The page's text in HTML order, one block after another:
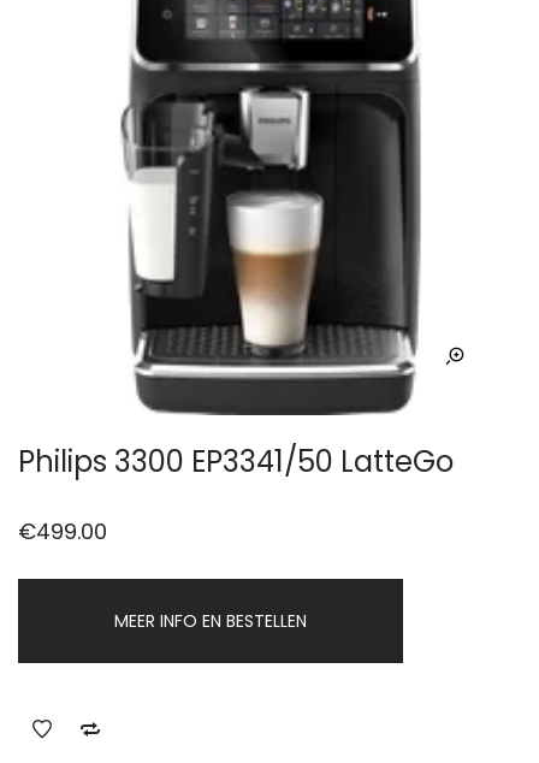
Philips 3300 EP3341/50 LatteGo
€499.00
MEER INFO EN BESTELLEN